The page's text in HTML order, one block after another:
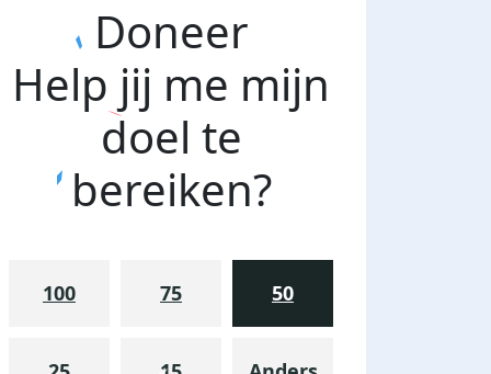
Ik loop de Slachte Marathon met een
Doneer
Help jij me mijn
doel te
bereiken?
100 75 50